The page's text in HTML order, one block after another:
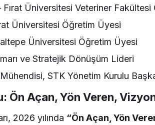
Üniversitesi Veteriner
Üniversitesi Öğretim Üyesi
Üniversitesi Öğretim Üyesi
ve Stratejik Dönüşüm Lideri
STK Yönetim Kurulu
Ön Açan, Yön Veren,
2026 yılında “Ön Açan, Yön